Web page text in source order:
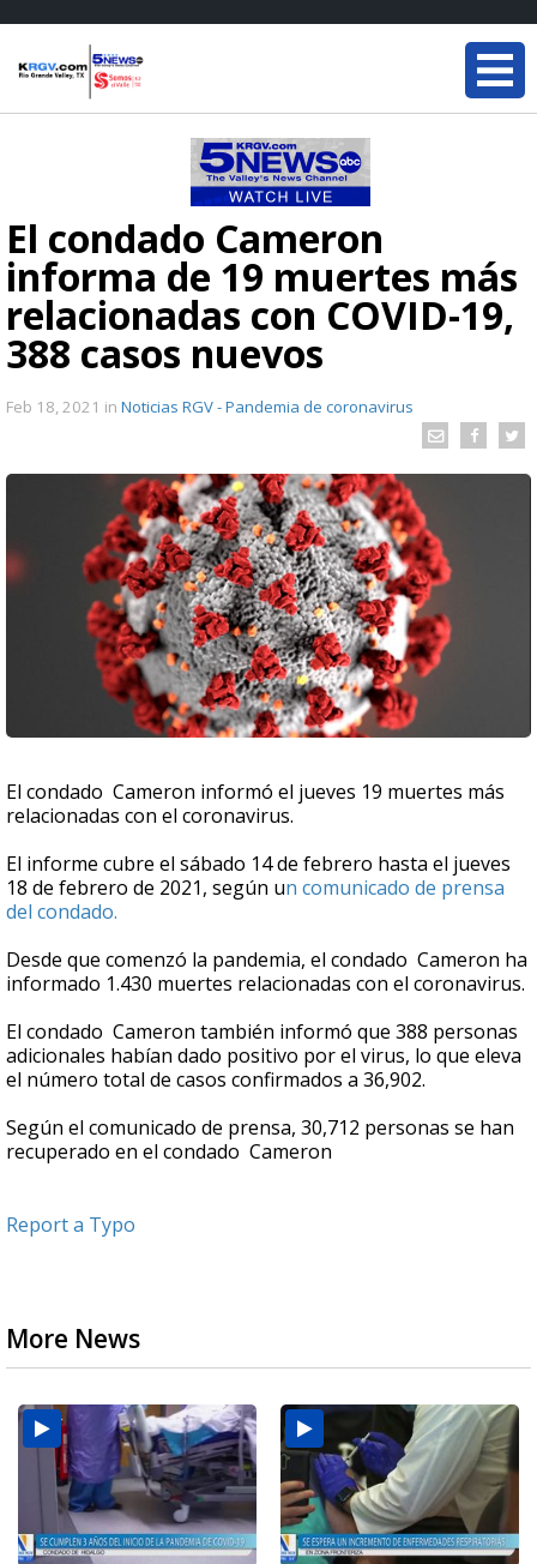
El condado Cameron
informa de 19 muertes más
relacionadas con COVID-19,
388 casos nuevos
Feb 18, 2021 in Noticias RGV - Pandemia de coronavirus
El condado Cameron informó el jueves 19 muertes más
relacionadas con el coronavirus.
El informe cubre el sábado 14 de febrero hasta el jueves
18 de febrero de 2021, según un comunicado de prensa
del condado.
Desde que comenzó la pandemia, el condado Cameron ha
informado 1.430 muertes relacionadas con el coronavirus.
El condado Cameron también informó que 388 personas
adicionales habían dado positivo por el virus, lo que eleva
el número total de casos confirmados a 36,902.
Según el comunicado de prensa, 30,712 personas se han
recuperado en el condado Cameron
Report a Typo
More News